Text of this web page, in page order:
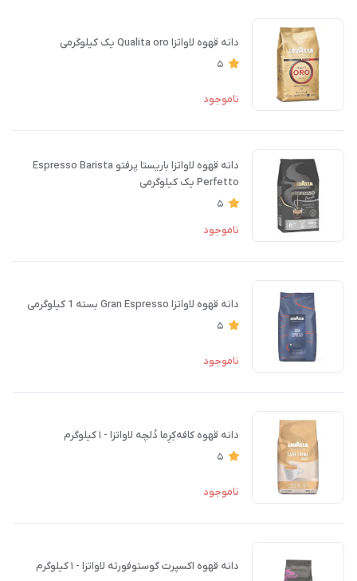
دانه قهوه لاواتزا Qualita oro یک کیلوگرمی
5
ناموجود
دانه قهوه لاواتزا باریستا پرفتو Espresso Barista
Perfetto یک کیلوگرمی
5
ناموجود
دانه قهوه لاواتزا Gran Espresso بسته 1 کیلوگرمی
5
ناموجود
دانه قهوه کافه‌کِرِما دُلچه لاواتزا - ۱ کیلوگرم
5
ناموجود
دانه قهوه اکسپرت گوستوفورته لاواتزا - ۱ کیلوگرم